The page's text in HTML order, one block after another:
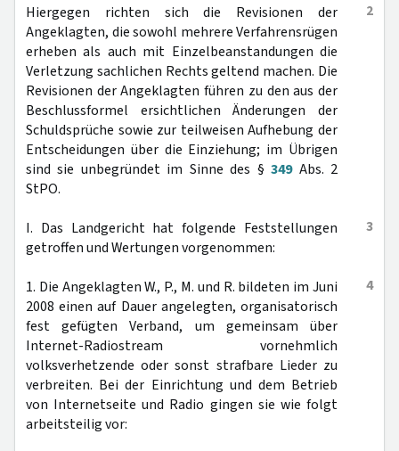
2
Hiergegen richten sich die Revisionen der
Angeklagten, die sowohl mehrere Verfahrensrügen
erheben als auch mit Einzelbeanstandungen die
Verletzung sachlichen Rechts geltend machen. Die
Revisionen der Angeklagten führen zu den aus der
Beschlussformel ersichtlichen Änderungen der
Schuldsprüche sowie zur teilweisen Aufhebung der
Entscheidungen über die Einziehung; im Übrigen
sind sie unbegründet im Sinne des §349Abs. 2
StPO.
3
I. Das Landgericht hat folgende Feststellungen
getroffen und Wertungen vorgenommen:
4
1. Die Angeklagten W., P., M. und R. bildeten im Juni
2008 einen auf Dauer angelegten, organisatorisch
fest gefügten Verband, um gemeinsam über
Internet-Radiostream vornehmlich
volksverhetzende oder sonst strafbare Lieder zu
verbreiten. Bei der Einrichtung und dem Betrieb
von Internetseite und Radio gingen sie wie folgt
arbeitsteilig vor: